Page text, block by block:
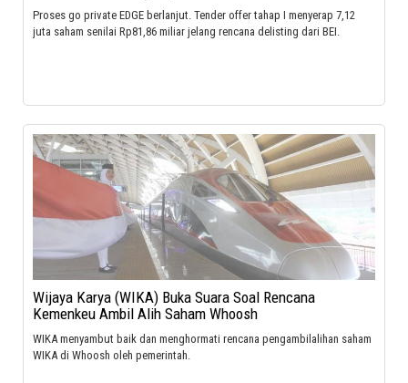
Proses go private EDGE berlanjut. Tender offer tahap I menyerap 7,12
juta saham senilai Rp81,86 miliar jelang rencana delisting dari BEI.
Wijaya Karya (WIKA) Buka Suara Soal Rencana
Kemenkeu Ambil Alih Saham Whoosh
WIKA menyambut baik dan menghormati rencana pengambilalihan saham
WIKA di Whoosh oleh pemerintah. ​